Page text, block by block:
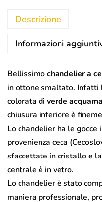
Descrizione
Informazioni
Bellissimochandelier a
in ottone smaltato.
colorata di verde
chiusura inferiore è
Lo chandelier ha le
provenienza ceca
sfaccettate in cristallo e
centrale è in vetro.
Lo chandelier è stato
maniera professionale,